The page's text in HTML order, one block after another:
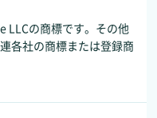
LLCの商標です。その他
各社の商標または登録商